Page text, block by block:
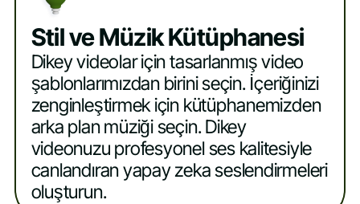
Stil ve Müzik Kütüphanesi
Dikey videolar için tasarlanmış video
şablonlarımızdan birini seçin. İçeriğinizi
zenginleştirmek için kütüphanemizden
arka plan müziği seçin. Dikey
videonuzu profesyonel ses kalitesiyle
canlandıran yapay zeka seslendirmeleri
oluşturun.